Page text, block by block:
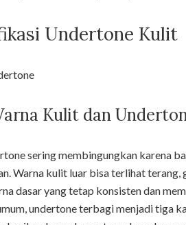
Undertone Kulit
Kulit dan
sering membingungkan karena
Warna kulit luar bisa terlihat terang,
dasar yang tetap konsisten dan
undertone terbagi menjadi tiga